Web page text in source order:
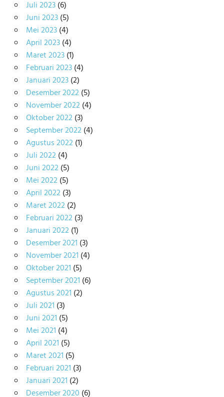
Juli 2023(6)
Juni 2023(5)
Mei 2023(4)
April 2023(4)
Maret 2023(1)
Februari 2023(4)
Januari 2023(2)
Desember 2022(5)
November 2022(4)
Oktober 2022(3)
September 2022(4)
Agustus 2022(1)
Juli 2022(4)
Juni 2022(5)
Mei 2022(5)
April 2022(3)
Maret 2022(2)
Februari 2022(3)
Januari 2022(1)
Desember 2021 (3)
November 2021 (4)
Oktober 2021 (5)
September 2021 (6)
Agustus 2021 (2)
Juli 2021 (3)
Juni 2021 (5)
Mei 2021 (4)
April 2021 (5)
Maret 2021 (5)
Februari 2021 (3)
Januari 2021 (2)
Desember 2020 (6)